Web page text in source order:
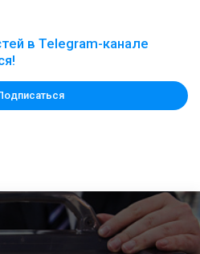
в Telegram-канале